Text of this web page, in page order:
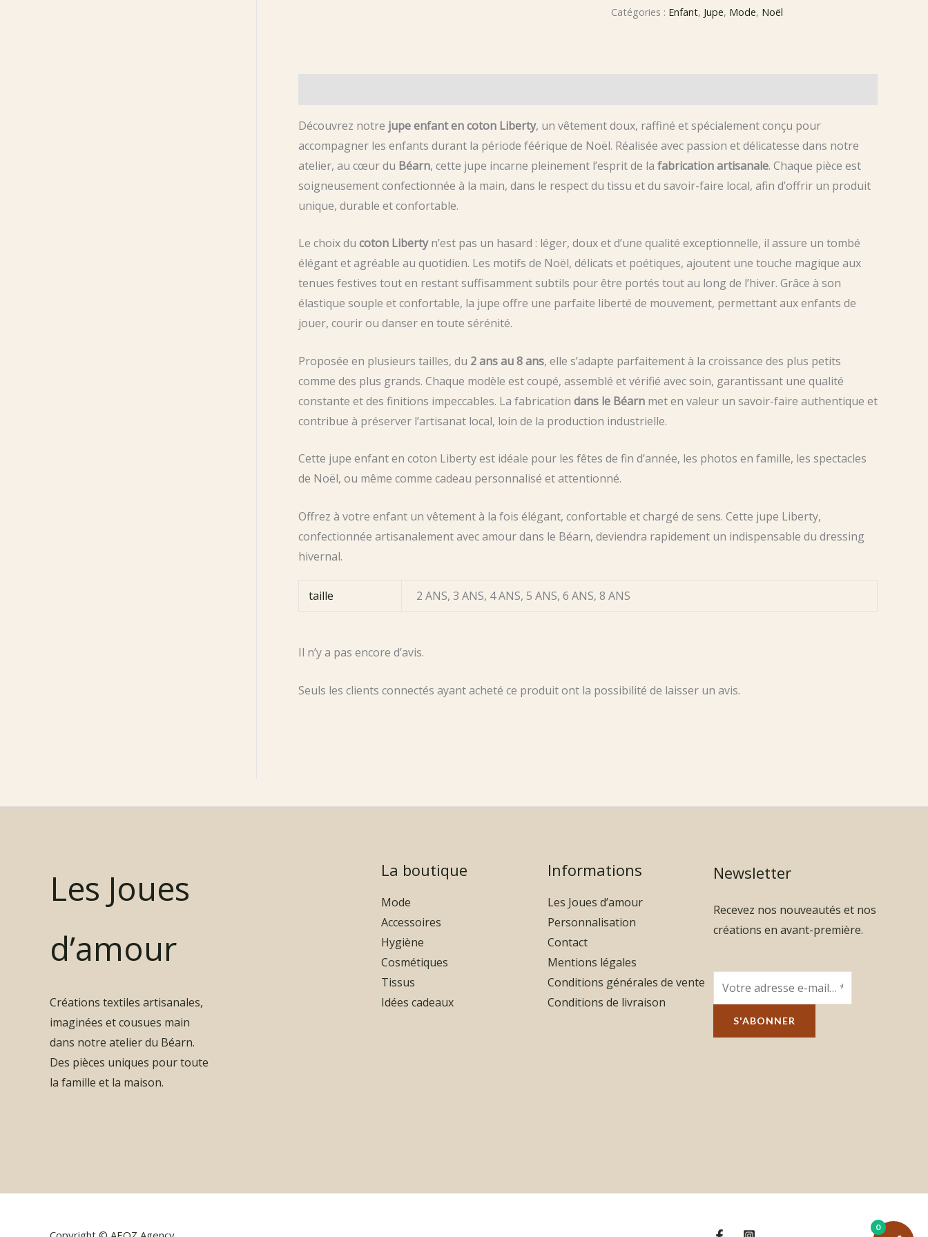
Jupe
–
Artisanat
du
Béarn,
à
8
ans
Catégories : Enfant, Jupe, Mode, Noël
Découvrez notre jupe enfant en coton Liberty, un vêtement doux, raffiné et spécialement conçu pour
accompagner les enfants durant la période féérique de Noël. Réalisée avec passion et délicatesse dans notre
atelier, au cœur du Béarn, cette jupe incarne pleinement l’esprit de la fabrication artisanale. Chaque pièce est
soigneusement confectionnée à la main, dans le respect du tissu et du savoir-faire local, afin d’offrir un produit
unique, durable et confortable.
Le choix du coton Libertyn’est pas un hasard : léger, doux et d’une qualité exceptionnelle, il assure un tombé
élégant et agréable au quotidien. Les motifs de Noël, délicats et poétiques, ajoutent une touche magique aux
tenues festives tout en restant suffisamment subtils pour être portés tout au long de l’hiver. Grâce à son
élastique souple et confortable, la jupe offre une parfaite liberté de mouvement, permettant aux enfants de
jouer, courir ou danser en toute sérénité.
Proposée en plusieurs tailles, du 2 ans au 8 ans, elle s’adapte parfaitement à la croissance des plus petits
comme des plus grands. Chaque modèle est coupé, assemblé et vérifié avec soin, garantissant une qualité
constante et des finitions impeccables. La fabrication dans le Béarn met en valeur un savoir-faire authentique et
contribue à préserver l’artisanat local, loin de la production industrielle.
Cette jupe enfant en coton Liberty est idéale pour les fêtes de fin d’année, les photos en famille, les spectacles
de Noël, ou même comme cadeau personnalisé et attentionné.
Offrez à votre enfant un vêtement à la fois élégant, confortable et chargé de sens. Cette jupe Liberty,
confectionnée artisanalement avec amour dans le Béarn, deviendra rapidement un indispensable du dressing
hivernal.
taille 2 ANS, 3 ANS, 4 ANS, 5 ANS, 6 ANS, 8 ANS
Il n’y a pas encore d’avis.
Seuls les clients connectés ayant acheté ce produit ont la possibilité de laisser un avis.
Les Joues
d’amour
Créations textiles artisanales,
imaginées et cousues main
dans notre atelier du Béarn.
Des pièces uniques pour toute
la famille et la maison.
La boutique
Mode
Accessoires
Hygiène
Cosmétiques
Tissus
Idées cadeaux
Informations
Les Joues d’amour
Personnalisation
Contact
Mentions légales
Conditions générales de vente
Conditions de livraison
Newsletter
Recevez nos nouveautés et nos
créations en avant-première.
S'ABONNER
0